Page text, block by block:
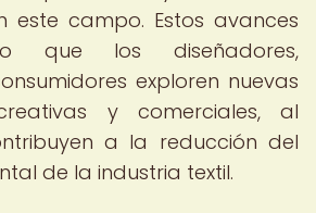
este campo. Estos avances
que los diseñadores,
exploren nuevas
y comerciales, al
a la reducción del
de la industria textil.